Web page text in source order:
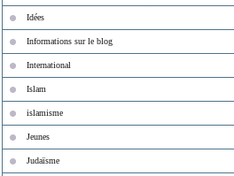
Idées
Informations sur le blog
International
Islam
islamisme
Jeunes
Judaïsme